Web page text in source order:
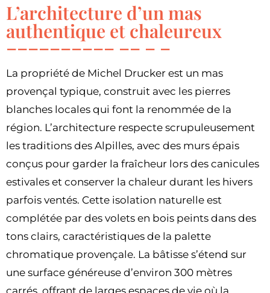
L’architecture d’un mas
authentique et chaleureux
La propriété de Michel Drucker est un mas
provençal typique, construit avec les pierres
blanches locales qui font la renommée de la
région. L’architecture respecte scrupuleusement
les traditions des Alpilles, avec des murs épais
conçus pour garder la fraîcheur lors des canicules
estivales et conserver la chaleur durant les hivers
parfois ventés. Cette isolation naturelle est
complétée par des volets en bois peints dans des
tons clairs, caractéristiques de la palette
chromatique provençale. La bâtisse s’étend sur
une surface généreuse d’environ 300 mètres